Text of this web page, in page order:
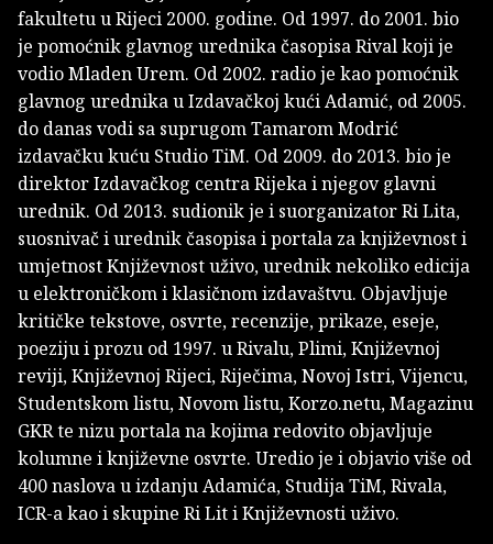
fakultetu u Rijeci 2000. godine. Od 1997. do 2001. bio
je pomoćnik glavnog urednika časopisa Rival koji je
vodio Mladen Urem. Od 2002. radio je kao pomoćnik
glavnog urednika u Izdavačkoj kući Adamić, od 2005.
do danas vodi sa suprugom Tamarom Modrić
izdavačku kuću Studio TiM. Od 2009. do 2013. bio je
direktor Izdavačkog centra Rijeka i njegov glavni
urednik. Od 2013. sudionik je i suorganizator Ri Lita,
suosnivač i urednik časopisa i portala za književnost i
umjetnost Književnost uživo, urednik nekoliko edicija
u elektroničkom i klasičnom izdavaštvu. Objavljuje
kritičke tekstove, osvrte, recenzije, prikaze, eseje,
poeziju i prozu od 1997. u Rivalu, Plimi, Književnoj
reviji, Književnoj Rijeci, Riječima, Novoj Istri, Vijencu,
Studentskom listu, Novom listu, Korzo.netu, Magazinu
GKR te nizu portala na kojima redovito objavljuje
kolumne i književne osvrte. Uredio je i objavio više od
400 naslova u izdanju Adamića, Studija TiM, Rivala,
ICR-a kao i skupine Ri Lit i Književnosti uživo.